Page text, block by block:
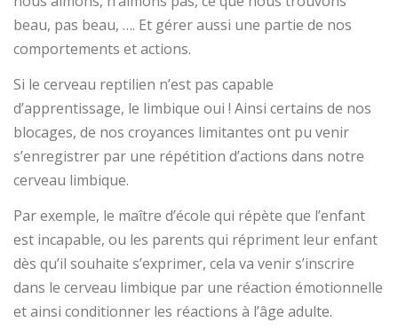
beau, pas beau, …. Et gérer aussi une partie de nos
comportements et actions.
Si le cerveau reptilien n’est pas capable
d’apprentissage, le limbique oui ! Ainsi certains de nos
blocages, de nos croyances limitantes ont pu venir
s’enregistrer par une répétition d’actions dans notre
cerveau limbique.
Par exemple, le maître d’école qui répète que l’enfant
est incapable, ou les parents qui répriment leur enfant
dès qu’il souhaite s’exprimer, cela va venir s’inscrire
dans le cerveau limbique par une réaction émotionnelle
et ainsi conditionner les réactions à l’âge adulte.